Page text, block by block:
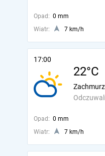
Opad: 0 mm
Wiatr:
7 km/h
17:00
22°C
Opad: 0 mm
Wiatr:
7 km/h